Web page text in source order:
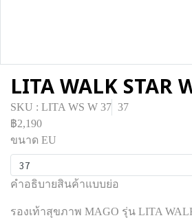
LITA WALK STAR
SKU : LITA WS W 37 37
฿2,190
ขนาด EU
37
คำอธิบายสินค้าแบบย่อ
รองเท้าสุขภาพ MAGO รุ่น LITA